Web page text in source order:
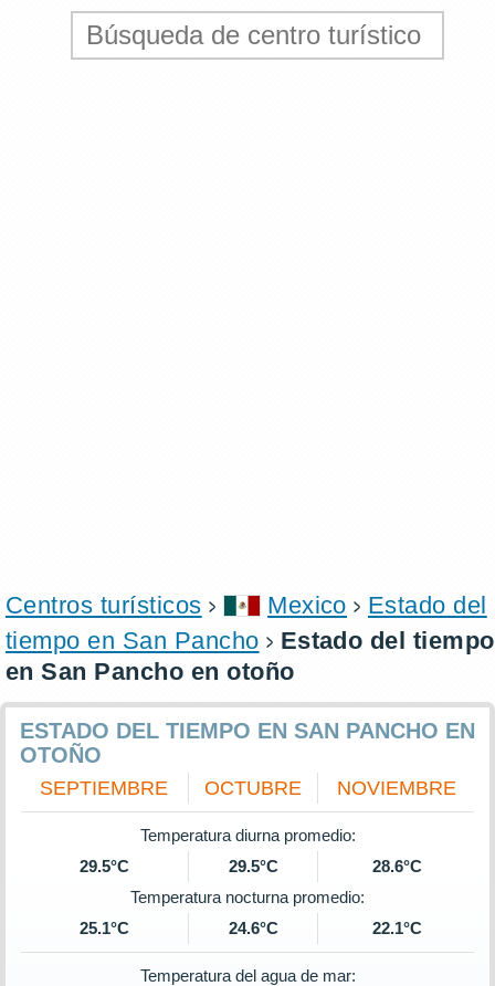
Centros turísticos Mexico
Estado del
tiempo en San Pancho
Estado del tiempo
en San Pancho en otoño
ESTADO DEL TIEMPO EN SAN PANCHO EN
OTOÑO
SEPTIEMBRE OCTUBRE NOVIEMBRE
Temperatura diurna promedio:
29.5°C
29.5°C
28.6°C
Temperatura nocturna promedio:
25.1°C
24.6°C 22.1°C
Temperatura del agua de mar: